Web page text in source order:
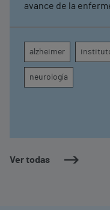
Ver todas
avance de la enfermedad El
seguimiento clínico
alzheimer
neurología